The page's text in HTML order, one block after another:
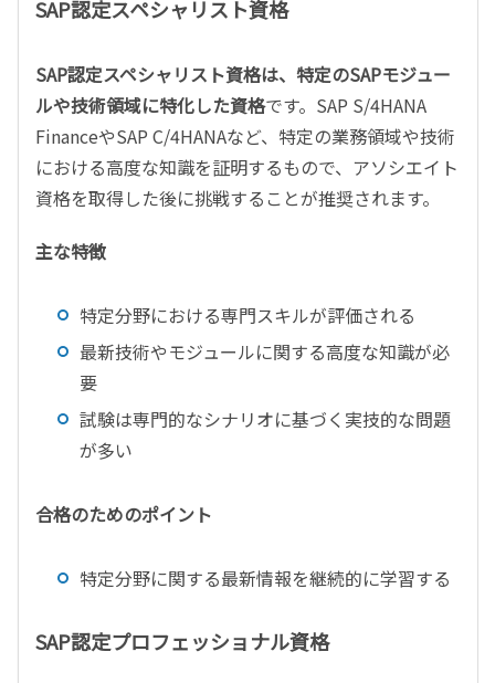
SAP認定スペシャリスト資格
SAP認定スペシャリスト資格は、特定のSAPモジュー
ルや技術領域に特化した資格です。SAP S/4HANA
FinanceやSAP C/4HANAなど、特定の業務領域や技術
における高度な知識を証明するもので、アソシエイト
資格を取得した後に挑戦することが推奨されます。
主な特徴
特定分野における専門スキルが評価される
最新技術やモジュールに関する高度な知識が必
要
試験は専門的なシナリオに基づく実技的な問題
が多い
合格のためのポイント
特定分野に関する最新情報を継続的に学習する
SAP認定プロフェッショナル資格